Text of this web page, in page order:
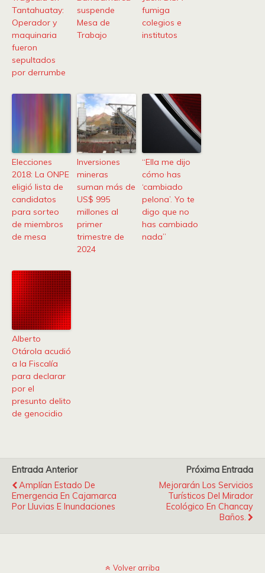
Tantahuatay:
Operador y
maquinaria
fueron
sepultados
por derrumbe
suspende
Mesa de
Trabajo
fumiga
colegios e
institutos
Elecciones
2018: La ONPE
eligió lista de
candidatos
para sorteo
de miembros
de mesa
Inversiones
mineras
suman más de
US$ 995
millones al
primer
trimestre de
2024
“Ella me dijo
cómo has
‘cambiado
pelona’. Yo te
digo que no
has cambiado
nada”
Alberto
Otárola acudió
a la Fiscalía
para declarar
por el
presunto delito
de genocidio
Entrada Anterior
Amplían Estado De
Emergencia En Cajamarca
Por Lluvias E Inundaciones
Próxima Entrada
Mejorarán Los Servicios
Turísticos Del Mirador
Ecológico En Chancay
Baños.
Volver arriba